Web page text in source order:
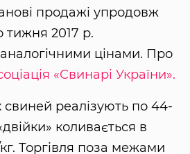
продажі упродовж
тижня 2017 р.
цінами. Про
«Свинарі України».
свиней реалізують по 44-
коливається в
Торгівля поза межами